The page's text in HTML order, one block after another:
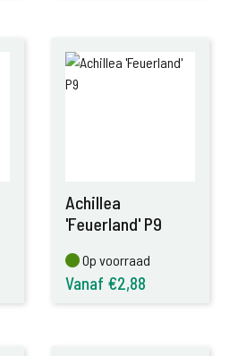
Achillea
'Feuerland' P9
Op voorraad
Op voorraad
Vanaf €2,88